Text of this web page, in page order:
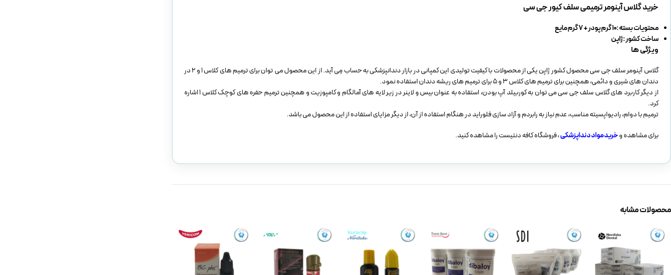
خرید گلاس آینومر ترمیمی سلف کیور جی سی
محتویات بسته :10 گرم پودر + 7 گرم مایع
ساخت کشور : ژاپن
ویژگی ها
گلاس آینومر سلف جی سی محصول کشور ژاپن یکی از محصولات با کیفیت تولیدی این کمپانی در بازار دندانپزشکی به حساب مِی آید. از این محصول می توان برای ترمیم های کلاس 1 و 2 در
دندان های شیری و دائمی، همچنین برای ترمیم های کلاس 3 و 5 برای ترمیم های ریشه دندان استفاده نمود.
از دیگر کاربرد های گلاس سلف جی سی می توان به کوربیلد آپ بودن، استفاده به عنوان بیس و لاینر در زیر لایه های آمالگام و کامپوزیت و همچنین ترمیم حفره های کوچک کلاس 1 اشاره
کرد.
ترمیم با دوام، رادیواپسیته مناسب، عدم نیاز به رابردم و آزاد سازی فلوراید در هنگام استفاده از آن، از دیگر مزایای استفاده از این محصول می باشد.
برای مشاهده وخرید مواد دنداپزشکی، فروشگاه کافه دنتیست را مشاهده کنید.
محصولات مشابه